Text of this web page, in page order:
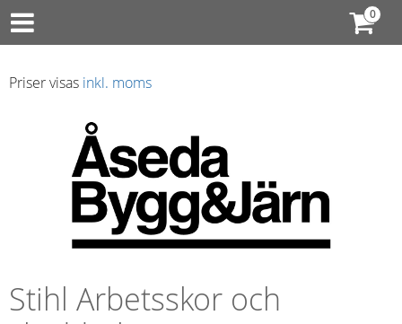
Priser visas inkl. moms
Stihl Arbetsskor och